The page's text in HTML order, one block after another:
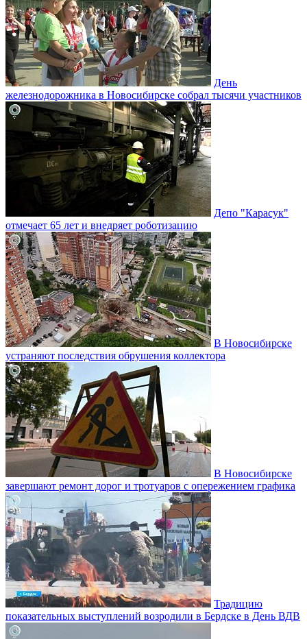
День
железнодорожника в Новосибирске собрал тысячи участников
Депо "Карасук"
отмечает 65 лет и внедряет роботизацию
В Новосибирске
устраняют последствия обрушения коллектора
В Новосибирске
завершают ремонт дорог и тротуаров с опережением графика
Традицию
показательных выступлений возродили в Бердске в День ВДВ